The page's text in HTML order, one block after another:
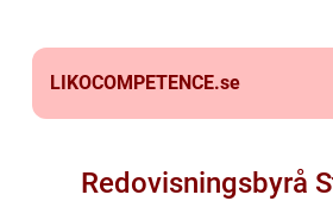
LIKOCOMPETENCE.se
Redovisningsbyrå